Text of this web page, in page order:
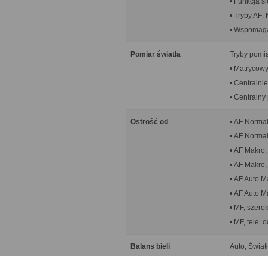
• Tryby AF:
•
Pomiar światła
Tryby
•
•
•
Ostrość od
• AF
• AF
• AF
• AF
• AF Auto
• AF Auto
• MF,
• MF, tele:
Balans bieli
Auto,